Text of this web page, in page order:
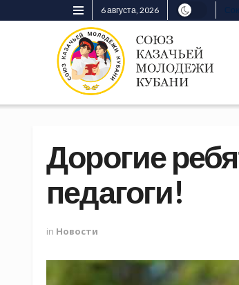
6 августа, 2026
Дорогие
педагоги!
in Новости